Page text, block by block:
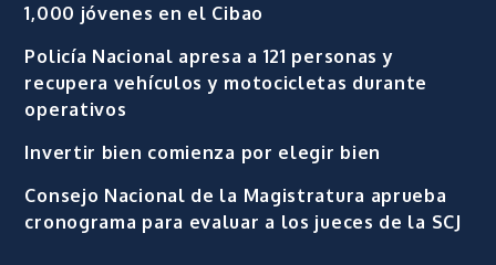
1,000 jóvenes en el Cibao
Policía Nacional apresa a 121 personas y
recupera vehículos y motocicletas durante
operativos
Invertir bien comienza por elegir bien
Consejo Nacional de la Magistratura aprueba
cronograma para evaluar a los jueces de la SCJ